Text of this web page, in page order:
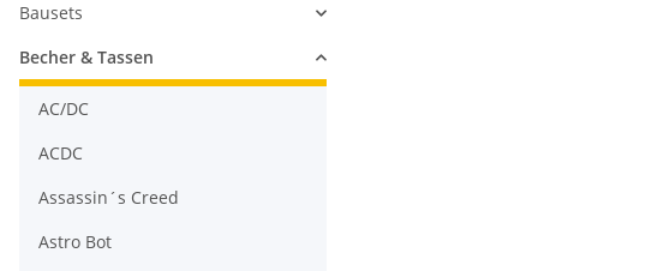
Bausets
Becher & Tassen
AC/DC
ACDC
Assassin´s Creed
Astro Bot